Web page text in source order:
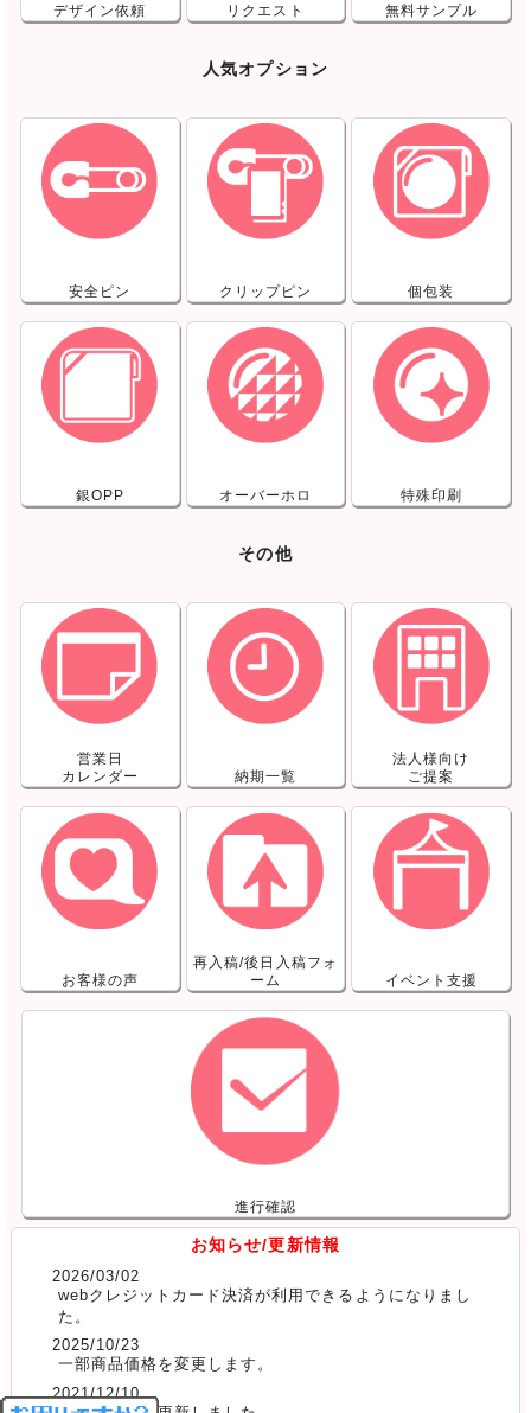
デザイン依頼 リクエスト 無料サンプル
人気オプション
安全ピン クリップピン 個包装
銀OPP オーバーホロ 特殊印刷
その他
営業日
カレンダー
納期一覧
法人様向け
ご提案
お客様の声
再入稿/後日入稿フォ
ーム
イベント支援
進行確認
お知らせ/更新情報
2026/03/02
webクレジットカード決済が利用できるようになりまし
た。
2025/10/23
一部商品価格を変更します。
2021/12/10